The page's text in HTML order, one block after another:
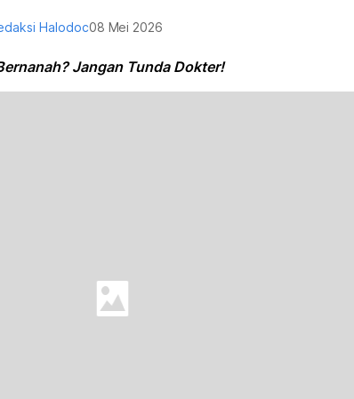
Halodoc08 Mei 2026
Jangan Tunda Dokter!